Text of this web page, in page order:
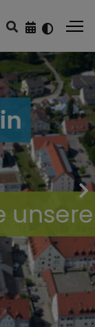
Karl Rosengart